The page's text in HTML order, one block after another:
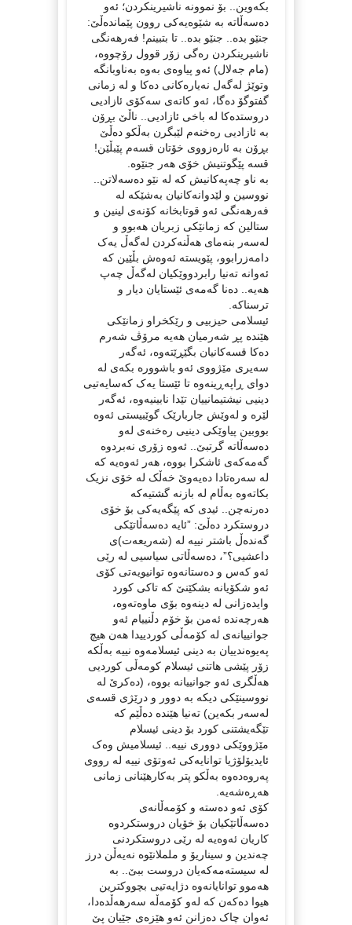
بکەوین.. بۆ نموونە ناشیرینکردن؛ ئەو
دەسەڵاتە بە شێوەیەکی روون پێماندەڵێ:
جنێو بدە.. جنێو بدە.. تا بتبینم! فەرهەنگی
ناشیرینکردن رەگی زۆر قوول رۆچووە،
(مام جەلال) ئەو پیاوەی بەوە بەناوبانگە
وتوێژ لەگەل نەیارەکانی دەکا و لە زمانی
گفتوگۆ دەگا، ئەو کاتەی سەکۆی ئازادیی
دروستدەکا لە باخی ئازادیی.. ناڵێ بڕۆن
بە ئازادیی رەخنەم لێبگرن بەڵکو دەڵێ
بڕۆن بە ئارەزووی خۆتان قسەم پێبڵێن!
قسە پێگوتنیش خۆی هەر جنێوە.
بە ناو چەپەکانیش کە لە نێو دەسەلاتن..
نووسین و لێدوانەکانیان بەشێکە لە
فەرهەنگی ئەو قوتابخانە کۆنەی لینین و
ستالین کە زمانێکی زبریان هەبوو و
لەسەر بنەمای هەڵنەکردن لەگەڵ یەک
دامەزرابوو، پێویستە ئەوەش بڵێین کە
ئەوانە تەنیا رابردووێکیان لەگەڵ چەپ
هەیە.. دەنا گەمەی ئێستایان دیار و
ترسناکە.
ئیسلامی حیزبیی و رێکخراو زمانێکی
هێندە پڕ شەرمیان هەیە مرۆڤ شەرم
دەکا قسەکانیان بگێڕێتەوە، ئەگەر
سەیری مێژووی ئەو باشوورە بکەی لە
دوای ڕاپەڕینەوە تا ئێستا یەک کەسایەتیی
دینیی نیشتیمانییان تێدا نابینیەوە، ئەگەر
لێرە و لەوێش جاربارێک گوێبیستی ئەوە
بووبین پیاوێکی دینیی رەخنەی لەو
دەسەڵاتە گرتبێ.. ئەوە زۆری نەبردوە
گەمەکەی ئاشکرا بووە، هەر ئەوەیە کە
لە سەرەتادا دەیەوێ خەڵک لە خۆی نزیک
بکاتەوە بەڵام لە بازنە گشتیەکە
دەرنەچن.. ئیدی کە پێگەیەکی بۆ خۆی
دروستکرد دەڵێ: ”ئایە دەسەڵاتێکی
گەندەڵ باشتر نییە لە (شەریعەت)ی
داعشیی؟”، دەسەڵاتی سیاسیی لە رێی
ئەو کەس و دەستانەوە توانیویەتی کۆی
ئەو شکۆیانە بشکێنێ کە تاکی کورد
وایدەزانی لە دینەوە بۆی ماوەتەوە،
هەرچەندە ئەمن بۆ خۆم دڵنییام ئەو
جوانییانەی لە کۆمەڵی کوردییدا هەن هیچ
پەیوەندییان بە دینی ئیسلامەوە نییە بەڵکە
زۆر پێشی هاتنی ئیسلام کومەڵی کوردیی
هەڵگری ئەو جوانییانە بووە، (دەکرێ لە
نووسینێکی دیکە بە دوور و درێژی قسەی
لەسەر بکەین) تەنیا هێندە دەڵێم کە
تێگەیشتنی کورد بۆ دینی ئیسلام
مێژووێکی دووری نییە.. ئیسلامیش وەک
ئایدیۆلۆژیا توانایەکی ئەوتۆی نییە لە رووی
پەروەدەوە بەڵکو پتر بەکارهێنانی زمانی
هەڕەشەیە.
کۆی ئەو دەستە و کۆمەڵانەی
دەسەڵاتێکیان بۆ خۆیان دروستکردوە
کاریان ئەوەیە لە رێی دروستکردنی
چەندین و سیناریۆ و ململانێوە نەیەڵن درز
لە سیستەمەکەیان دروست ببێ.. بە
هەموو توانایانەوە دژایەتیی بچووکترین
هیوا دەکەن کە لەو کۆمەڵە سەرهەڵدەدا،
ئەوان چاک دەزانن ئەو هێزەی جێیان پێ